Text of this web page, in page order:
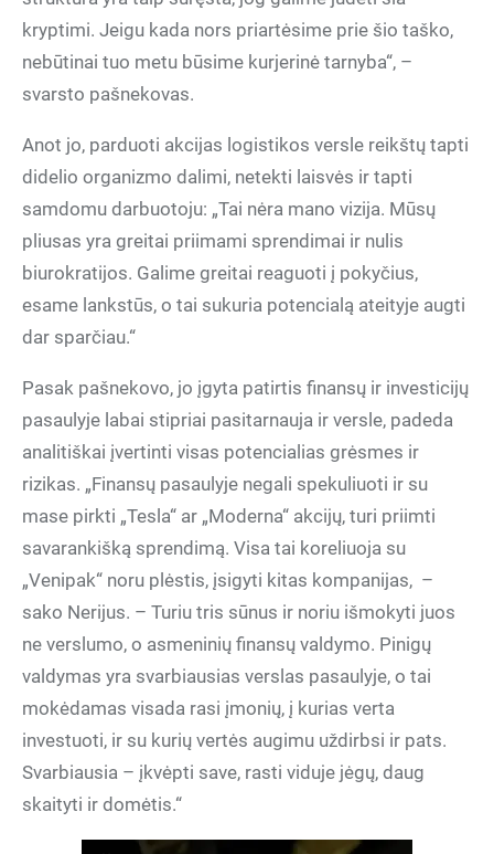
kryptimi. Jeigu kada nors priartėsime prie šio taško,
nebūtinai tuo metu būsime kurjerinė tarnyba“, –
svarsto pašnekovas.
Anot jo, parduoti akcijas logistikos versle reikštų tapti
didelio organizmo dalimi, netekti laisvės ir tapti
samdomu darbuotoju: „Tai nėra mano vizija. Mūsų
pliusas yra greitai priimami sprendimai ir nulis
biurokratijos. Galime greitai reaguoti į pokyčius,
esame lankstūs, o tai sukuria potencialą ateityje augti
dar sparčiau.“
Pasak pašnekovo, jo įgyta patirtis finansų ir investicijų
pasaulyje labai stipriai pasitarnauja ir versle, padeda
analitiškai įvertinti visas potencialias grėsmes ir
rizikas. „Finansų pasaulyje negali spekuliuoti ir su
mase pirkti „Tesla“ ar „Moderna“ akcijų, turi priimti
savarankišką sprendimą. Visa tai koreliuoja su
„Venipak“ noru plėstis, įsigyti kitas kompanijas, –
sako Nerijus. – Turiu tris sūnus ir noriu išmokyti juos
ne verslumo, o asmeninių finansų valdymo. Pinigų
valdymas yra svarbiausias verslas pasaulyje, o tai
mokėdamas visada rasi įmonių, į kurias verta
investuoti, ir su kurių vertės augimu uždirbsi ir pats.
Svarbiausia – įkvėpti save, rasti viduje jėgų, daug
skaityti ir domėtis.“